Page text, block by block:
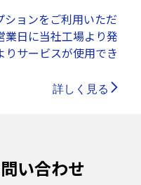
ションをご利用いただ
業日に当社工場より発
サービスが使用でき
詳しく見る
い合わせ